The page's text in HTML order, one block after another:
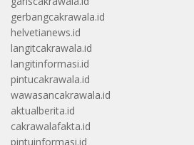
gerbangcakrawala.id
helvetianews.id
langitcakrawala.id
langitinformasi.id
pintucakrawala.id
wawasancakrawala.id
aktualberita.id
cakrawalafakta.id
pintuinformasi.id